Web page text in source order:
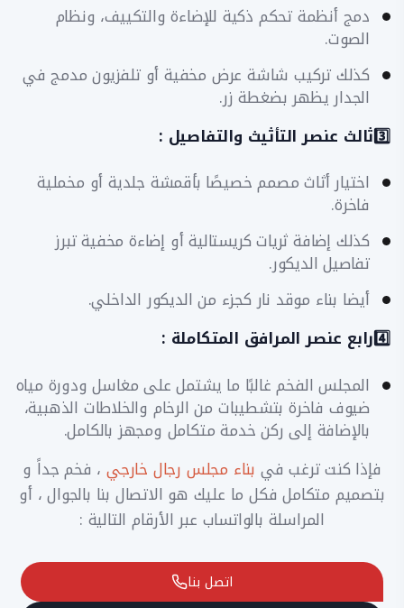
​دمج أنظمة تحكم ذكية للإضاءة والتكييف، ونظام
الصوت.
​كذلك تركيب شاشة عرض مخفية أو تلفزيون مدمج في
الجدار يظهر بضغطة زر.
​3️⃣ثالث عنصر التأثيث والتفاصيل :
​اختيار أثاث مصمم خصيصًا بأقمشة جلدية أو مخملية
فاخرة.
​كذلك إضافة ثريات كريستالية أو إضاءة مخفية تبرز
تفاصيل الديكور.
​أيضا بناء موقد نار كجزء من الديكور الداخلي.
​4️⃣رابع عنصر المرافق المتكاملة :
المجلس الفخم غالبًا ما يشتمل على مغاسل ودورة مياه
ضيوف فاخرة بتشطيبات من الرخام والخلاطات الذهبية،
بالإضافة إلى ركن خدمة متكامل ومجهز بالكامل.
فإذا كنت ترغب في بناء مجلس رجال خارجي ، فخم جداً و
بتصميم متكامل فكل ما عليك هو الاتصال بنا بالجوال ، أو
المراسلة بالواتساب عبر الأرقام التالية :
اتصل بنا